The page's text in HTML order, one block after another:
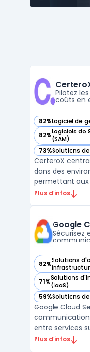
Pilotez
coûts en
82%Logiciel de
— voir CerteroX
82%Logiciels de
(SAM)
— voir CerteroX
73%Solutions
— voir CerteroX
CerteroX
dans des
permettant aux
visibilité, coûts
constitue un
...
Plus d’infos
Google
Sécurisez
82%Solutions
— voir Google
71%Solutions
(IaaS)
— voir Google
59%Solutions
— voir Google
Google Cloud
communication
entre services
Plus d’infos